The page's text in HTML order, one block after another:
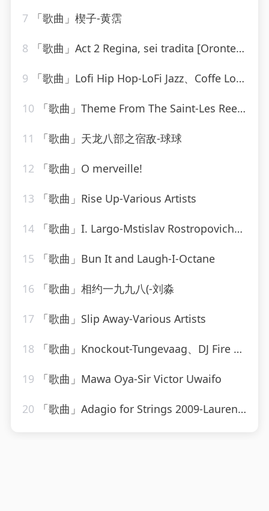
7 「歌曲」楔子-黄霑
8 「歌曲」Act 2 Regina, sei tradita [Oronte, Alcina]-william christie
9 「歌曲」Lofi Hip Hop-LoFi Jazz、Coffe Lofi、Sleepy Lofi Vibes、Chill LoFi Cafe
10 「歌曲」Theme From The Saint-Les Reed Brass
11 「歌曲」天龙八部之宿敌-球球
12 「歌曲」O merveille!
13 「歌曲」Rise Up-Various Artists
14 「歌曲」I. Largo-Mstislav Rostropovich、Boston Symphony Orchestra、小澤征爾
15 「歌曲」Bun It and Laugh-I-Octane
16 「歌曲」相约一九九八(-刘淼
17 「歌曲」Slip Away-Various Artists
18 「歌曲」Knockout-Tungevaag、DJ Fire House
19 「歌曲」Mawa Oya-Sir Victor Uwaifo
20 「歌曲」Adagio for Strings 2009-Laurent Wolf